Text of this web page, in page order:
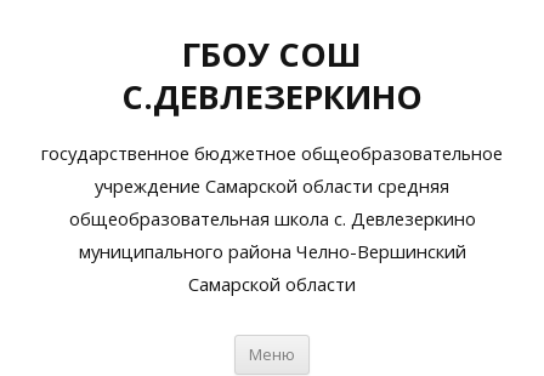
ГБОУ СОШ
С.ДЕВЛЕЗЕРКИНО
государственное бюджетное общеобразовательное
учреждение Самарской области средняя
общеобразовательная школа с. Девлезеркино
муниципального района Челно-Вершинский
Самарской области
Меню